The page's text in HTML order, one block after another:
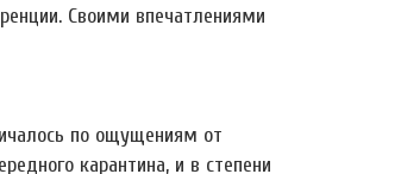
Своими впечатлениями
по ощущениям от
карантина, и в степени